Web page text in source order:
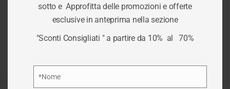
Per fornire le migliori esperienze, utilizziamo tecnologie come i
cookie per memorizzare e/o accedere alle informazioni del
dispositivo. Il consenso a queste tecnologie ci permetterà di
elaborare dati come il comportamento di navigazione o ID unici
TAG:BENESSERE
HOME/BENESSERE
sotto e Approfitta delle promozioni e offerte
esclusive in anteprima nella sezione
"Sconti Consigliati " a partire da 10% al 70%
*Nome